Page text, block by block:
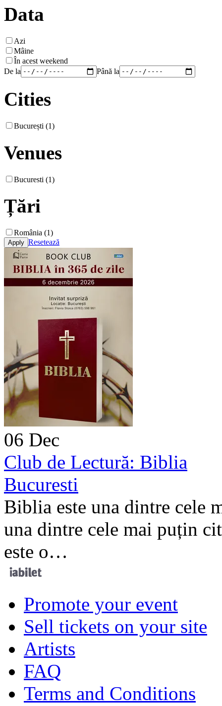
Data
Azi
Mâine
În acest weekend
De la
Până la
Cities
București (1)
Venues
Bucuresti (1)
Țări
România (1)
Resetează
06 Dec
Club de Lectură: Biblia
Bucuresti
Biblia este una dintre cele
una dintre cele mai puțin
este o…
Promote your event
Sell tickets on your site
Artists
FAQ
Terms and Conditions